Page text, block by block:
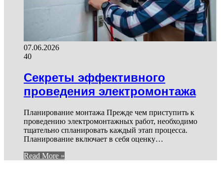
07.06.2026
40
Секреты эффективного
проведения электромонтажа
Планирование монтажа Прежде чем приступить к
проведению электромонтажных работ, необходимо
тщательно спланировать каждый этап процесса.
Планирование включает в себя оценку…
Read More »